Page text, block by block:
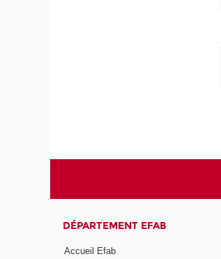
DÉPARTEMENT EFAB
Accueil Efab